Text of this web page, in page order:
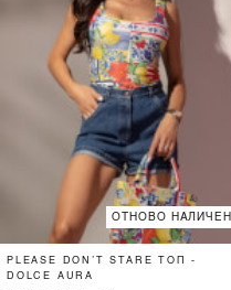
ОТНОВО НАЛИЧЕН
PLEASE DON’T STARE ТОП -
DOLCE AURA